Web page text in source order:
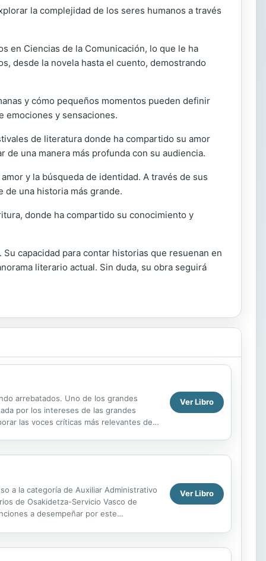
la complejidad de los seres humanos a través
en Ciencias de la Comunicación, lo que le ha
desde la novela hasta el cuento, demostrando
y cómo pequeños momentos pueden definir
emociones y sensaciones.
de literatura donde ha compartido su amor
una manera más profunda con su audiencia.
y la búsqueda de identidad. A través de sus
una historia más grande.
donde ha compartido su conocimiento y
capacidad para contar historias que resuenan en
literario actual. Sin duda, su obra seguirá
arrebatados. Uno de los grandes
por los intereses de las grandes
las voces críticas más relevantes del
Ver Libro
a la categoría de Auxiliar Administrativo
de Osakidetza-Servicio Vasco de
a desempeñar por este
Ver Libro